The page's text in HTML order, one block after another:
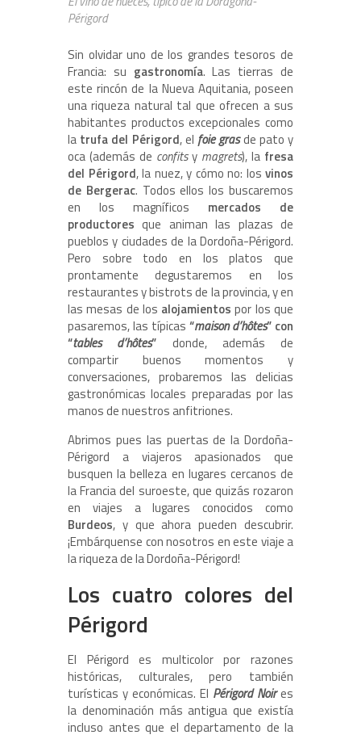
Périgord
Sin olvidar uno de los grandes tesoros de
Francia: su gastronomía. Las tierras de
este rincón de la Nueva Aquitania, poseen
una riqueza natural tal que ofrecen a sus
habitantes productos excepcionales como
la trufa del Périgord, el foie grasde pato y
oca (además de confitsy magrets), la fresa
del Périgord, la nuez, y cómo no: los vinos
de Bergerac. Todos ellos los buscaremos
en los magníficos mercados de
productores que animan las plazas de
pueblos y ciudades de la Dordoña-Périgord.
Pero sobre todo en los platos que
prontamente degustaremos en los
restaurantes y bistrots de la provincia, y en
las mesas de los alojamientos por los que
pasaremos, las típicas “maison d’hôtes” con
“tables d’hôtes” donde, además de
compartir buenos momentos y
conversaciones, probaremos las delicias
gastronómicas locales preparadas por las
manos de nuestros anfitriones.
Abrimos pues las puertas de la Dordoña-
Périgord a viajeros apasionados que
busquen la belleza en lugares cercanos de
la Francia del suroeste, que quizás rozaron
en viajes a lugares conocidos como
Burdeos, y que ahora pueden descubrir.
¡Embárquense con nosotros en este viaje a
la riqueza de la Dordoña-Périgord!
Los cuatro colores del
Périgord
El Périgord es multicolor por razones
históricas, culturales, pero también
turísticas y económicas. El Périgord Noir es
la denominación más antigua que existía
incluso antes que el departamento de la